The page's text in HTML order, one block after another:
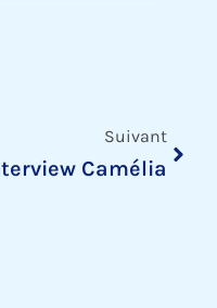
Suivant
Camélia